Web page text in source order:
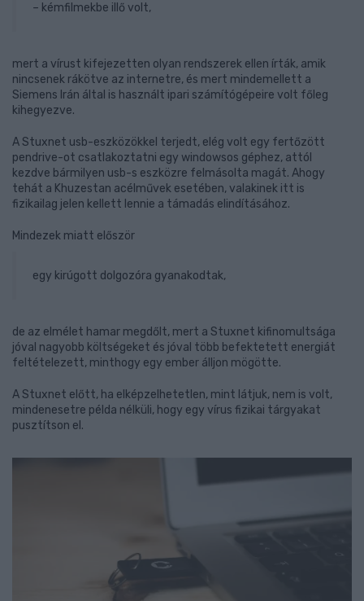
– kémfilmekbe illő volt,
mert a vírust kifejezetten olyan rendszerek ellen írták, amik
nincsenek rákötve az internetre, és mert mindemellett a
Siemens Irán által is használt ipari számítógépeire volt főleg
kihegyezve.
A Stuxnet usb-eszközökkel terjedt, elég volt egy fertőzött
pendrive-ot csatlakoztatni egy windowsos géphez, attól
kezdve bármilyen usb-s eszközre felmásolta magát. Ahogy
tehát a Khuzestan acélművek esetében, valakinek itt is
fizikailag jelen kellett lennie a támadás elindításához.
Mindezek miatt először
egy kirúgott dolgozóra gyanakodtak,
de az elmélet hamar megdőlt, mert a Stuxnet kifinomultsága
jóval nagyobb költségeket és jóval több befektetett energiát
feltételezett, minthogy egy ember álljon mögötte.
A Stuxnet előtt, ha elképzelhetetlen, mint látjuk, nem is volt,
mindenesetre példa nélküli, hogy egy vírus fizikai tárgyakat
pusztítson el.